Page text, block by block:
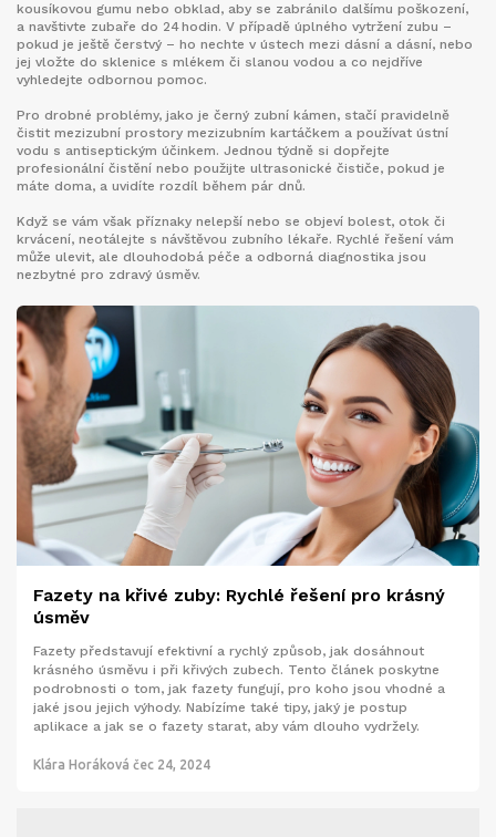
kousíkovou gumu nebo obklad, aby se zabránilo dalšímu poškození,
a navštivte zubaře do 24 hodin. V případě úplného vytržení zubu –
pokud je ještě čerstvý – ho nechte v ústech mezi dásní a dásní, nebo
jej vložte do sklenice s mlékem či slanou vodou a co nejdříve
vyhledejte odbornou pomoc.
Pro drobné problémy, jako je černý zubní kámen, stačí pravidelně
čistit mezizubní prostory mezizubním kartáčkem a používat ústní
vodu s antiseptickým účinkem. Jednou týdně si dopřejte
profesionální čistění nebo použijte ultrasonické čističe, pokud je
máte doma, a uvidíte rozdíl během pár dnů.
Když se vám však příznaky nelepší nebo se objeví bolest, otok či
krvácení, neotálejte s návštěvou zubního lékaře. Rychlé řešení vám
může ulevit, ale dlouhodobá péče a odborná diagnostika jsou
nezbytné pro zdravý úsměv.
Fazety na křivé zuby: Rychlé řešení pro krásný
úsměv
Fazety představují efektivní a rychlý způsob, jak dosáhnout
krásného úsměvu i při křivých zubech. Tento článek poskytne
podrobnosti o tom, jak fazety fungují, pro koho jsou vhodné a
jaké jsou jejich výhody. Nabízíme také tipy, jaký je postup
aplikace a jak se o fazety starat, aby vám dlouho vydržely.
Klára Horáková čec 24, 2024